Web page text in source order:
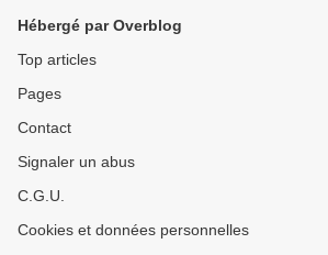
Hébergé par Overblog
Top articles
Pages
Contact
Signaler un abus
C.G.U.
Cookies et données personnelles